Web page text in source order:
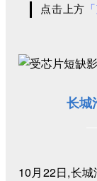
点击上方
长城
10月22日,长